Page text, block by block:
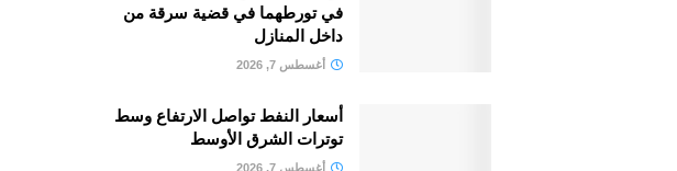
في تورطهما في قضية سرقة من
داخل المنازل
أغسطس 7, 2026
أسعار النفط تواصل الارتفاع وسط
توترات الشرق الأوسط
أغسطس 7, 2026